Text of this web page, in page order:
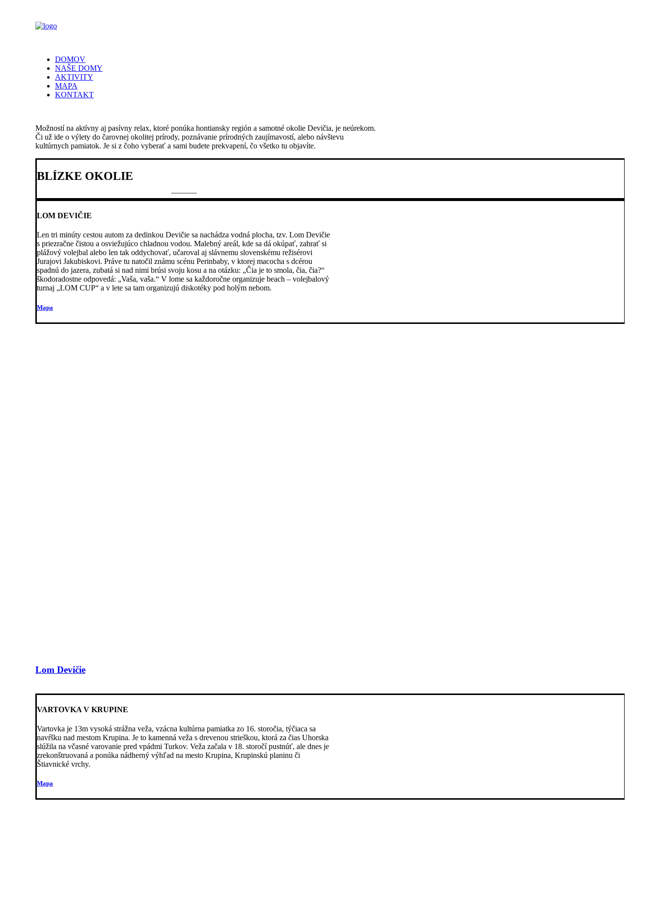
DOMOV
NAŠE DOMY
AKTIVITY
MAPA
KONTAKT
Možností na aktívny aj pasívny relax, ktoré ponúka hontiansky región a samotné okolie Devičia, je neúrekom.
Či už ide o výlety do čarovnej okolitej prírody, poznávanie prírodných zaujímavostí, alebo návštevu
kultúrnych pamiatok. Je si z čoho vyberať a sami budete prekvapení, čo všetko tu objavíte.
BLÍZKE OKOLIE
LOM DEVIČIE
Len tri minúty cestou autom za dedinkou Devičie sa nachádza vodná plocha, tzv. Lom Devičie
s priezračne čistou a osviežujúco chladnou vodou. Malebný areál, kde sa dá okúpať, zahrať si
plážový volejbal alebo len tak oddychovať, učaroval aj slávnemu slovenskému režisérovi
Jurajovi Jakubiskovi. Práve tu natočil známu scénu Perinbaby, v ktorej macocha s dcérou
spadnú do jazera, zubatá si nad nimi brúsi svoju kosu a na otázku: „Čia je to smola, čia, čia?“
škodoradostne odpovedá: „Vaša, vaša.“ V lome sa každoročne organizuje beach – volejbalový
turnaj „LOM CUP“ a v lete sa tam organizujú diskotéky pod holým nebom.
Mapa
Lom Devičie
VARTOVKA V KRUPINE
Vartovka je 13m vysoká strážna veža, vzácna kultúrna pamiatka zo 16. storočia, týčiaca sa
navŕšku nad mestom Krupina. Je to kamenná veža s drevenou strieškou, ktorá za čias Uhorska
slúžila na včasné varovanie pred vpádmi Turkov. Veža začala v 18. storočí pustnúť, ale dnes je
zrekonštruovaná a ponúka nádherný výhľad na mesto Krupina, Krupinskú planinu či
Štiavnické vrchy.
Mapa